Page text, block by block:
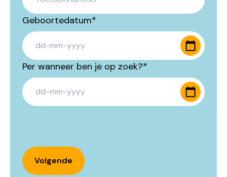
Geboortedatum*
Per wanneer ben je op zoek?*
Volgende